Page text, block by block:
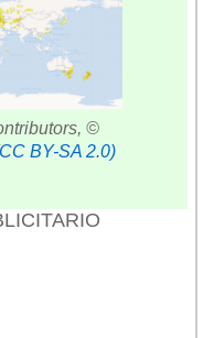
©
BY-SA 2.0)